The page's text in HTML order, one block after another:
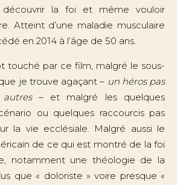
la foi et même vouloir
Atteint d’une maladie musculaire
en 2014 à l’âge de 50 ans.
touché par ce film, malgré le sous-
je trouve agaçant – un héros pas
– et malgré les quelques
ou quelques raccourcis pas
la vie ecclésiale. Malgré aussi le
de ce qui est montré de la foi
notamment une théologie de la
que « doloriste » voire presque «